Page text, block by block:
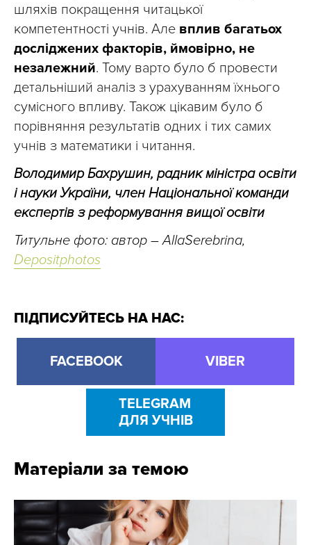
шляхів покращення читацької
компетентності учнів. Але вплив багатьох
досліджених факторів, ймовірно, не
незалежний. Тому варто було б провести
детальніший аналіз з урахуванням їхнього
сумісного впливу. Також цікавим було б
порівняння результатів одних і тих самих
учнів з математики і читання.
Володимир Бахрушин, радник міністра освіти
і науки України, член Національної команди
експертів з реформування вищої освіти
Титульне фото: автор – AllaSerebrina,
Depositphotos
ПІДПИСУЙТЕСЬ НА НАС:
FACEBOOK VIBER
TELEGRAM
ДЛЯ УЧНІВ
Матеріали за темою